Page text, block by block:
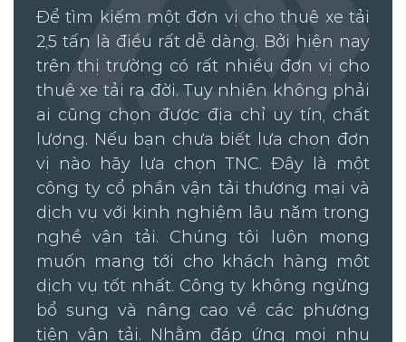
Để tìm kiếm một đơn vị cho thuê xe tải
2,5 tấn là điều rất dễ dàng. Bởi hiện nay
trên thị trường có rất nhiều đơn vị cho
thuê xe tải ra đời. Tuy nhiên không phải
ai cũng chọn được địa chỉ uy tín, chất
lượng. Nếu bạn chưa biết lựa chọn đơn
vị nào hãy lựa chọn TNC. Đây là một
công ty cổ phần vận tải thương mại và
dịch vụ với kinh nghiệm lâu năm trong
nghề vận tải. Chúng tôi luôn mong
muốn mang tới cho khách hàng một
dịch vụ tốt nhất. Công ty không ngừng
bổ sung và nâng cao về các phương
tiện vận tải. Nhằm đáp ứng mọi nhu